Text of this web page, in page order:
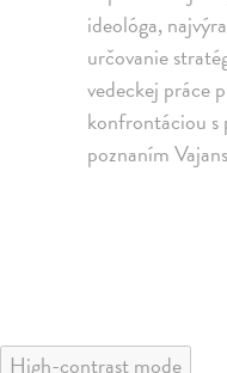
ideológa,
určovanie
vedeckej práce
konfrontáciou s
poznaním
High-contrast mode